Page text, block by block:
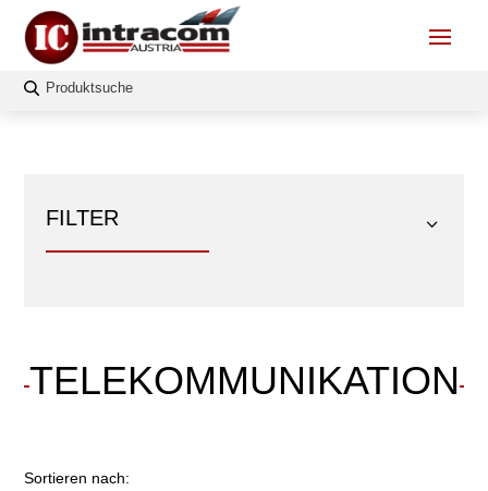
FILTER
FILTERN
TELEKOMMUNIKATION
Sortieren nach: